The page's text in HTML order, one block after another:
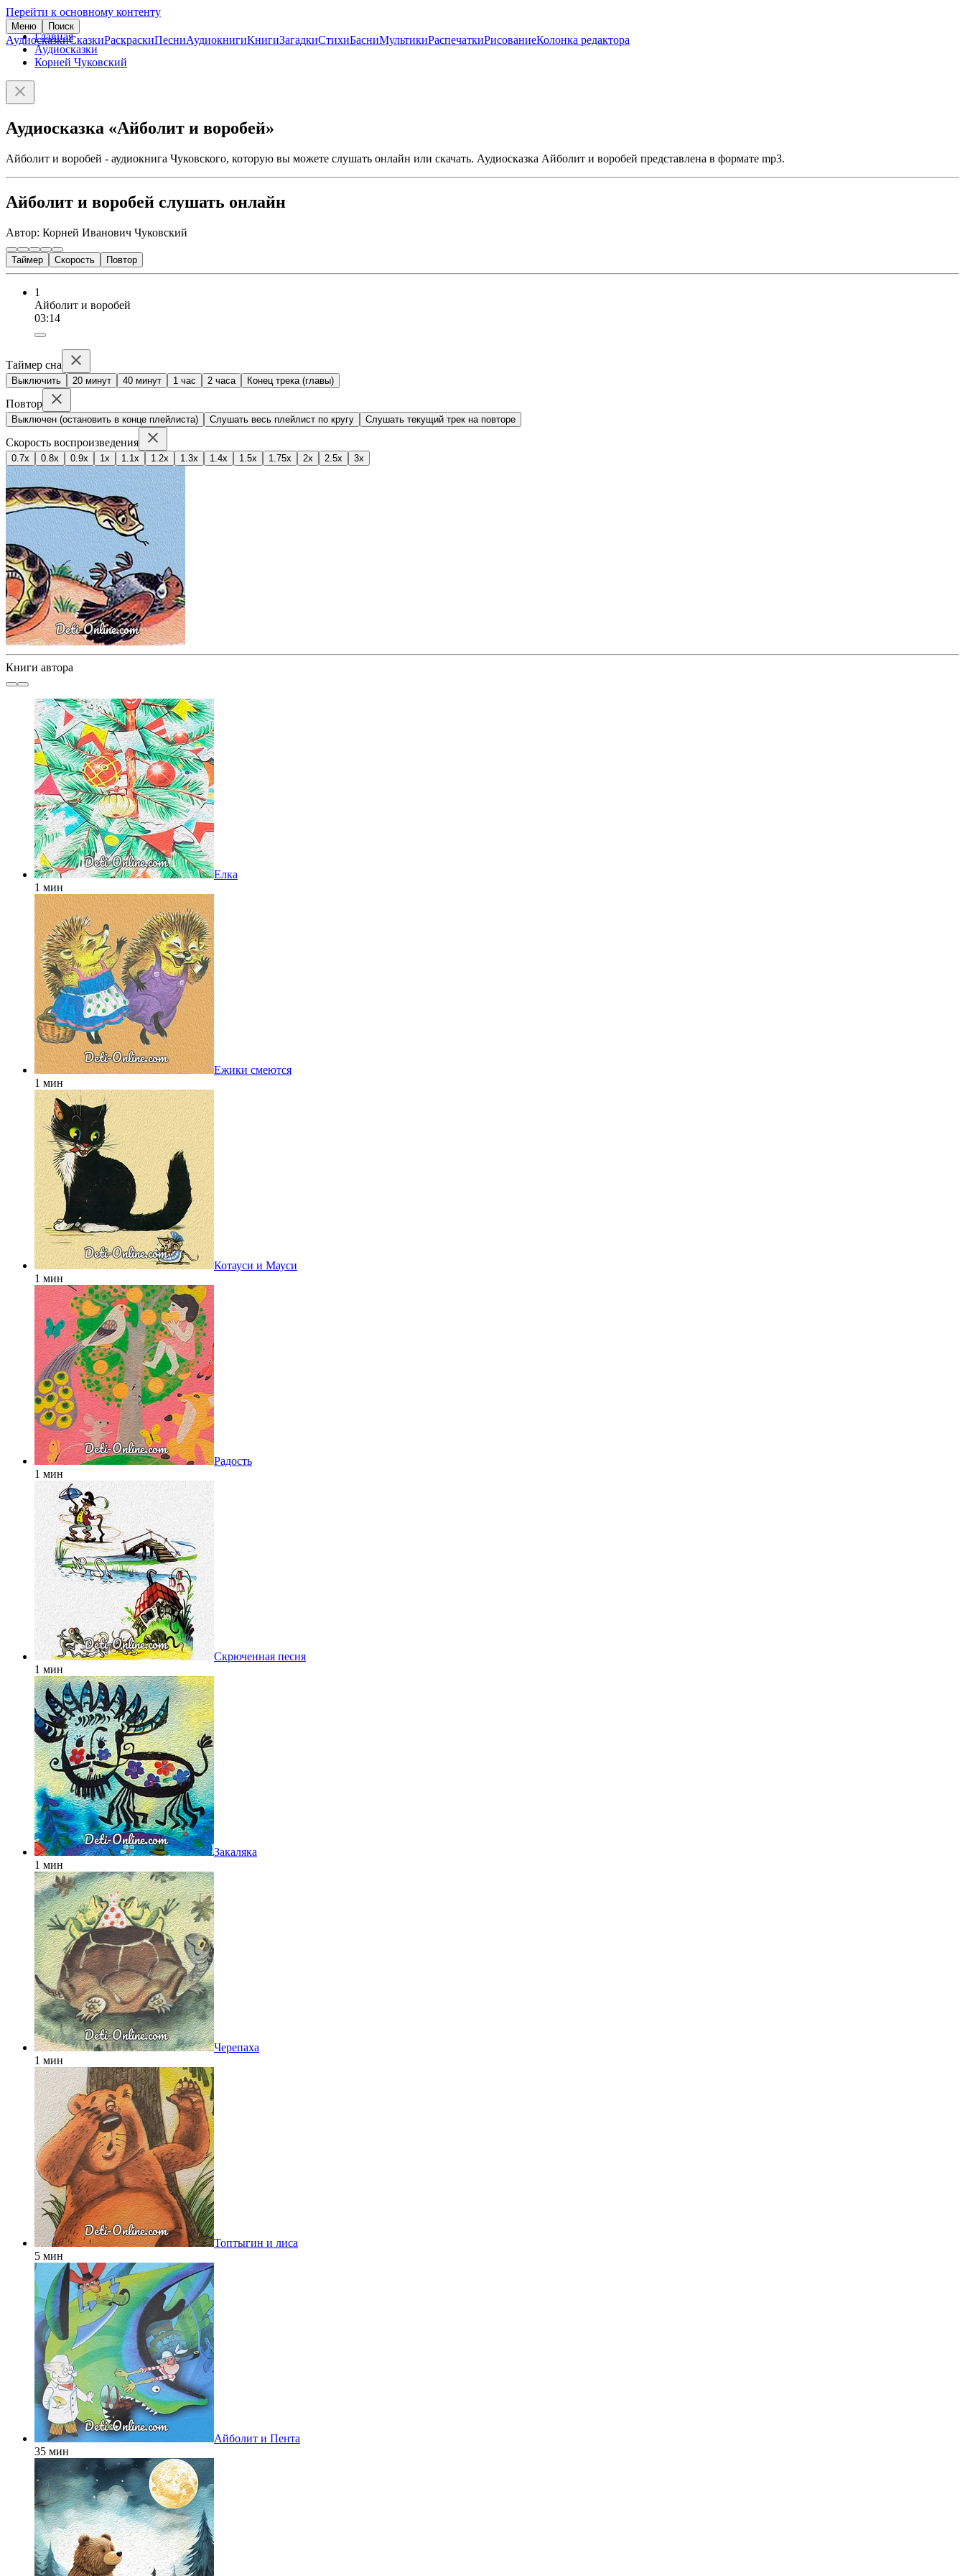
Перейти к основному контенту
Меню Поиск
АудиосказкиСказкиРаскраскиПесниАудиокнигиКнигиЗагадкиСтихиБасниМультикиРаспечаткиРисованиеКолонка редактора
Главная
Аудиосказки
Корней Чуковский
Аудиосказка «Айболит и воробей»
Айболит и воробей - аудиокнига Чуковского, которую вы можете слушать онлайн или скачать. Аудиосказка Айболит и воробей представлена в формате mp3.
Айболит и воробей слушать онлайн
Автор: Корней Иванович Чуковский
Таймер Скорость Повтор
1
Айболит и воробей
03:14
Таймер сна
Выключить 20 минут 40 минут 1 час 2 часа Конец трека (главы)
Повтор
Выключен (остановить в конце плейлиста) Слушать весь плейлист по кругу Слушать текущий трек на повторе
Скорость воспроизведения
0.7x 0.8x 0.9x 1x 1.1x 1.2x 1.3x 1.4x 1.5x 1.75x 2x 2.5x 3x
Книги автора
Елка
1 мин
Ежики смеются
1 мин
Котауси и Мауси
1 мин
Радость
1 мин
Скрюченная песня
1 мин
Закаляка
1 мин
Черепаха
1 мин
Топтыгин и лиса
5 мин
Айболит и Пента
35 мин